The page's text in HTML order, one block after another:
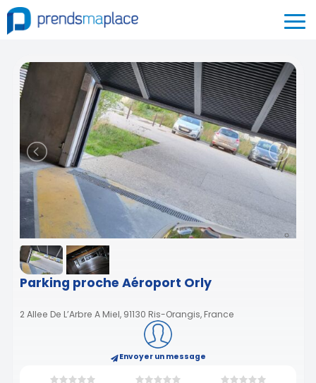
Parking proche Aéroport Orly
2 Allee De L’Arbre A Miel, 91130 Ris-Orangis, France
Envoyer un message